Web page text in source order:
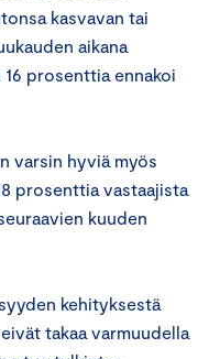
kasvavan tai
aikana
prosenttia ennakoi
varsin hyviä myös
prosenttia vastaajista
kuuden
kehityksestä
takaa varmuudella